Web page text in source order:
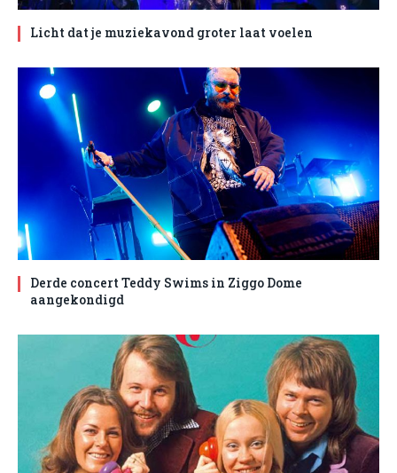
Licht dat je muziekavond groter laat voelen
Derde concert Teddy Swims in Ziggo Dome
aangekondigd